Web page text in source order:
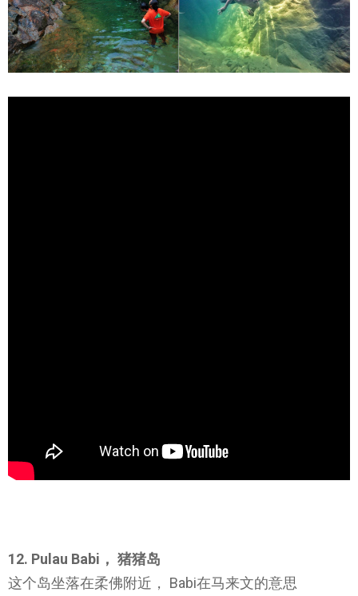
12. Pulau Babi， 猪猪岛
这个岛坐落在柔佛附近， Babi在马来文的意思